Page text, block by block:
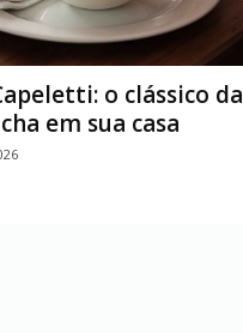
o clássico da
em sua casa